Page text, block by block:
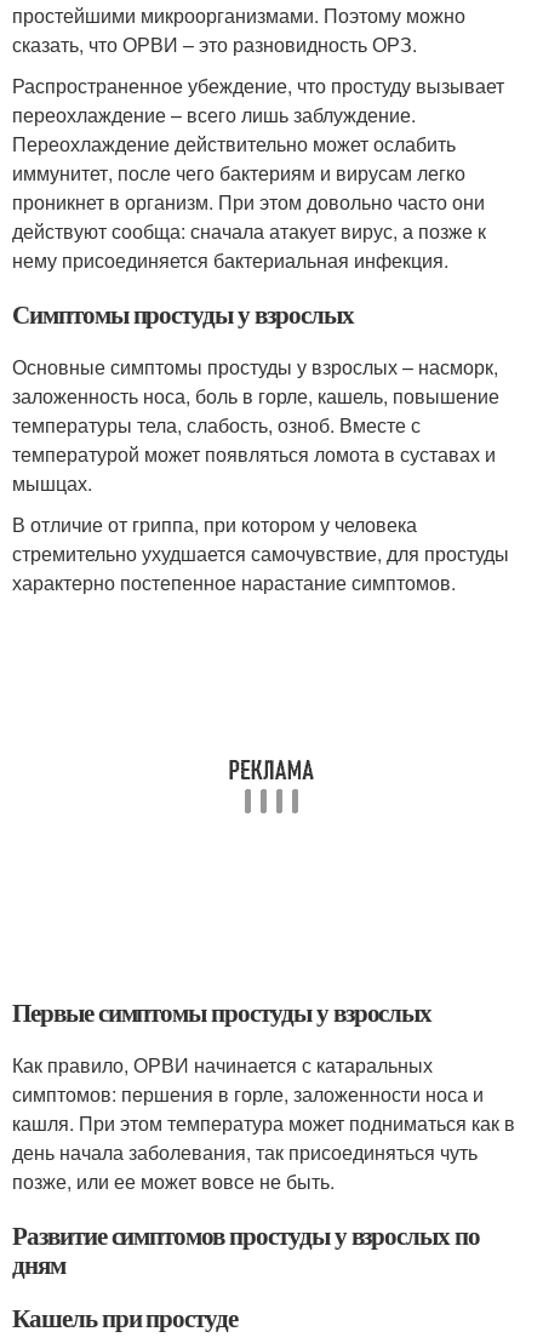
простейшими микроорганизмами. Поэтому можно
сказать, что ОРВИ – это разновидность ОРЗ.
Распространенное убеждение, что простуду вызывает
переохлаждение – всего лишь заблуждение.
Переохлаждение действительно может ослабить
иммунитет, после чего бактериям и вирусам легко
проникнет в организм. При этом довольно часто они
действуют сообща: сначала атакует вирус, а позже к
нему присоединяется бактериальная инфекция.
Симптомы простуды у взрослых
Основные симптомы простуды у взрослых – насморк,
заложенность носа, боль в горле, кашель, повышение
температуры тела, слабость, озноб. Вместе с
температурой может появляться ломота в суставах и
мышцах.
В отличие от гриппа, при котором у человека
стремительно ухудшается самочувствие, для простуды
характерно постепенное нарастание симптомов.
Первые симптомы простуды у взрослых
Как правило, ОРВИ начинается с катаральных
симптомов: першения в горле, заложенности носа и
кашля. При этом температура может подниматься как в
день начала заболевания, так присоединяться чуть
позже, или ее может вовсе не быть.
Развитие симптомов простуды у взрослых по
дням
Кашель при простуде